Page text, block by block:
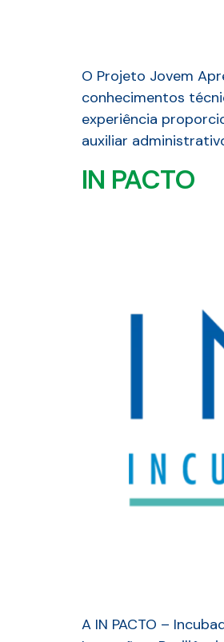
O Projeto Jovem
conhecimentos
experiência
auxiliar
IN PACTO
A IN PACTO –